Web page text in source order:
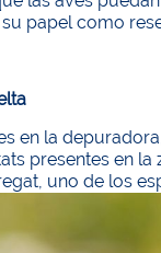
papel como
en la
presentes en
uno de los